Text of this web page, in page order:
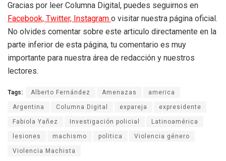
Gracias por leer Columna Digital, puedes seguirnos en
Facebook, Twitter, Instagram o visitar nuestra página oficial.
No olvides comentar sobre este articulo directamente en la
parte inferior de esta página, tu comentario es muy
importante para nuestra área de redacción y nuestros
lectores.
Tags: Alberto Fernández Amenazas america
Argentina Columna Digital expareja expresidente
Fabiola Yañez Investigación policial Latinoamérica
lesiones machismo politica Violencia género
Violencia Machista